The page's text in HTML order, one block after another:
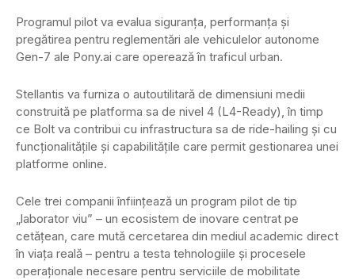
Programul pilot va evalua siguranța, performanța și
pregătirea pentru reglementări ale vehiculelor autonome
Gen-7 ale Pony.ai care operează în traficul urban.
Stellantis va furniza o autoutilitară de dimensiuni medii
construită pe platforma sa de nivel 4 (L4-Ready), în timp
ce Bolt va contribui cu infrastructura sa de ride-hailing și cu
funcționalitățile și capabilitățile care permit gestionarea unei
platforme online.
Cele trei companii înființează un program pilot de tip
„laborator viu” – un ecosistem de inovare centrat pe
cetățean, care mută cercetarea din mediul academic direct
în viața reală – pentru a testa tehnologiile și procesele
operaționale necesare pentru serviciile de mobilitate